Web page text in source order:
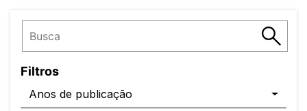
Filtros
Anos de publicação